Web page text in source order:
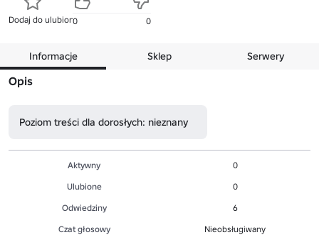
Dodaj do ulubionych
0 0
Informacje Sklep Serwery
Opis
Poziom treści dla dorosłych: nieznany
Aktywny
0
Ulubione
0
Odwiedziny
6
Czat głosowy
Nieobsługiwany